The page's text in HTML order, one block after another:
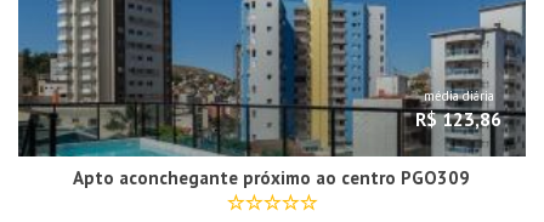
média diária
R$ 123,86
Apto aconchegante próximo ao centro PGO309